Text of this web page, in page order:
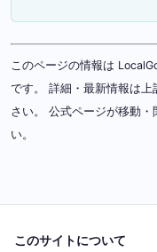
このページの情報は
です。 詳細・最新情報は
さい。 公式ページが移動・
い。
このサイトについて